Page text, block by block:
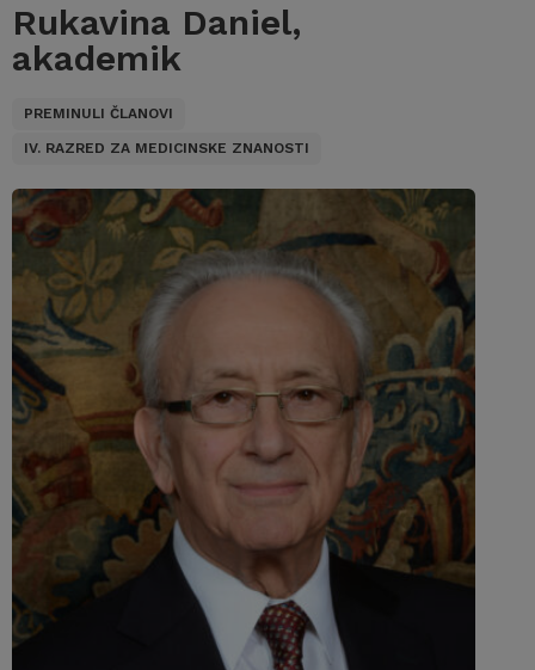
Rukavina Daniel,
akademik
PREMINULI ČLANOVI
IV. RAZRED ZA MEDICINSKE ZNANOSTI